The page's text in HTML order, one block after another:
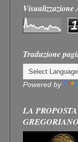
1
Traduzione
Powered by
LA